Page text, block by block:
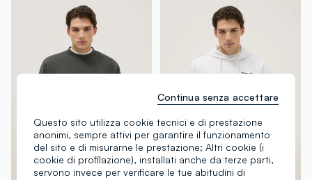
Questo sito utilizza cookie tecnici e di prestazione
anonimi, sempre attivi per garantire il funzionamento
del sito e di misurarne le prestazione; Altri cookie (i
cookie di profilazione), installati anche da terze parti,
servono invece per verificare le tue abitudini di
Continua senza accettare